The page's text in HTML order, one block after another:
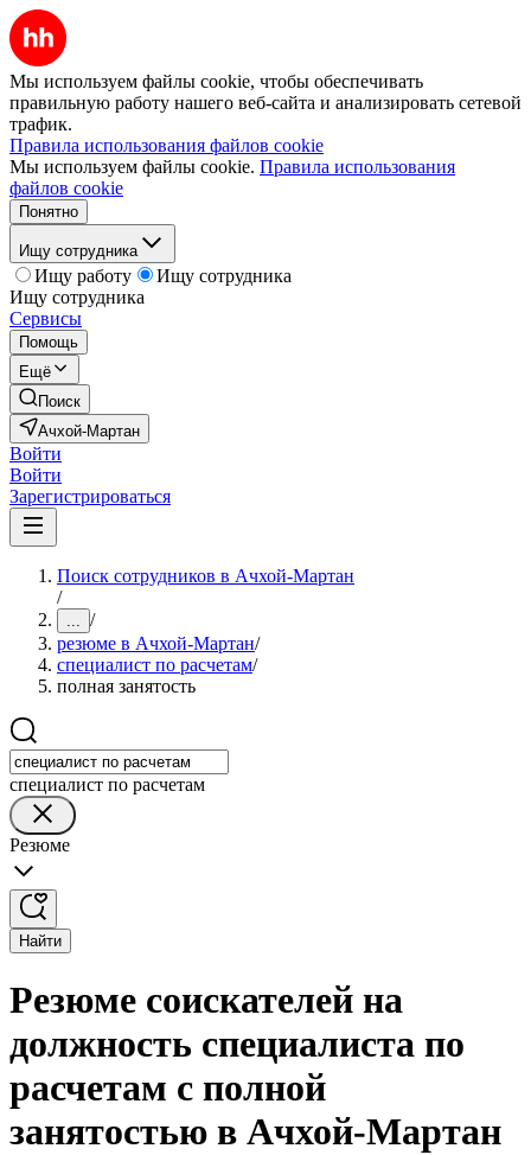
Мы используем файлы cookie, чтобы обеспечивать
правильную работу нашего веб-сайта и анализировать сетевой
трафик.
Правила использования файлов cookie
Мы используем файлы cookie. Правила использования
файлов cookie
Понятно
Ищу сотрудника
Ищу работу
Ищу сотрудника
Ищу сотрудника
Сервисы
Помощь
Ещё
Поиск
Ачхой-Мартан
Войти
Войти
Зарегистрироваться
Поиск сотрудников в Ачхой-Мартан
/
... /
резюме в Ачхой-Мартан/
специалист по расчетам/
полная занятость
специалист по расчетам
Резюме
Найти
Резюме соискателей на
должность специалиста по
расчетам с полной
занятостью в Ачхой-Мартан